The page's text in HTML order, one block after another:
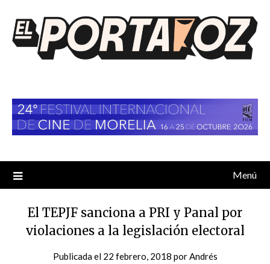
contenido
Menú
El TEPJF sanciona a PRI y Panal por
violaciones a la legislación electoral
Publicada el 22 febrero, 2018 porAndrés